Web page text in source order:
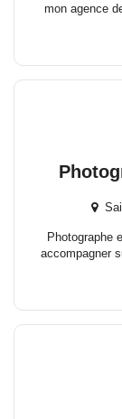
mon agence
Photographe
accompagner